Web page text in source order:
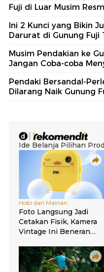
Fuji di Luar Musim
Ini 2 Kunci yang Bikin
Darurat di Gunung Fuji
Musim Pendakian ke
Jangan Coba-coba
Pendaki Bersandal-
Dilarang Naik Gunung